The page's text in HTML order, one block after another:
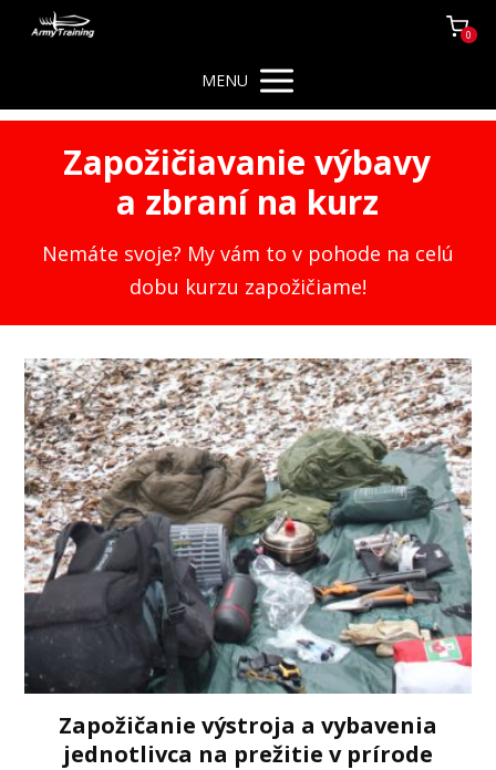
0
MENU
Zapožičiavanie výbavy
a zbraní na kurz
Nemáte svoje? My vám to v pohode na celú
dobu kurzu zapožičiame!
Zapožičanie výstroja a vybavenia
jednotlivca na prežitie v prírode